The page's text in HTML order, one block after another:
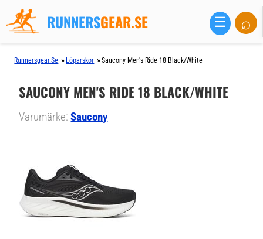
RUNNERSGEAR.SE ☰ ⌕
Runnersgear.se » Löparskor »Saucony Men's Ride 18 Black/white
SAUCONY MEN'S RIDE 18 BLACK/WHITE
Varumärke:Saucony